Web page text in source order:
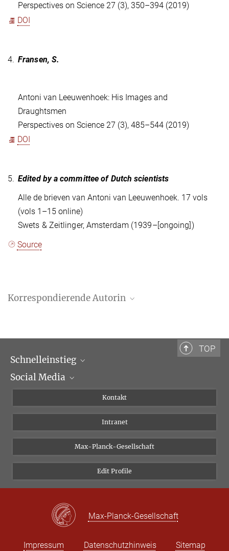
Perspectives on Science 27 (3), 350–394 (2019)
DOI
4. Fransen, S.
Antoni van Leeuwenhoek: His Images and
Draughtsmen
Perspectives on Science 27 (3), 485–544 (2019)
DOI
5. Edited by a committee of Dutch scientists
Alle de brieven van Antoni van Leeuwenhoek. 17 vols
(vols 1–15 online)
Swets & Zeitlinger, Amsterdam (1939–[ongoing])
Source
Korrespondierende Autorin
+39 06 69993-235
TOP
Schnelleinstieg
Wissenschaftliche Abteilungen
Social Media
Instagram
Bluesky
Vimeo
Newsletter
Kontakt
Intranet
Max-Planck-Gesellschaft
Edit Profile
Max-Planck-Gesellschaft
Impressum Datenschutzhinweis Sitemap